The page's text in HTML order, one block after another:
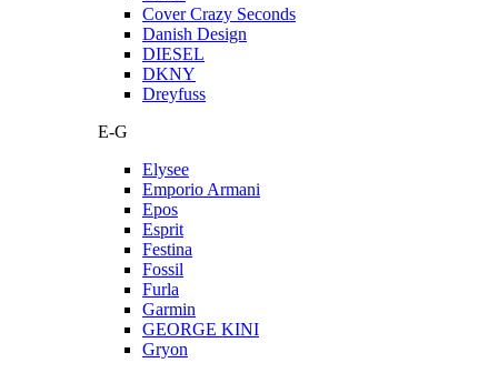
Cover Crazy Seconds
Danish Design
DIESEL
DKNY
Dreyfuss
E-G
Elysee
Emporio Armani
Epos
Esprit
Festina
Fossil
Furla
Garmin
GEORGE KINI
Gryon